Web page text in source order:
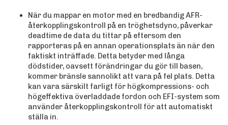
När du mappar en motor med en bredbandig AFR-
återkopplingskontroll på en tröghetsdyno, påverkar
deadtime de data du tittar på eftersom den
rapporteras på en annan operationsplats än när den
faktiskt inträffade. Detta betyder med långa
dödstider, oavsett förändringar du gör till basen,
kommer bränsle sannolikt att vara på fel plats. Detta
kan vara särskilt farligt för högkompressions- och
högeffektiva överladdade fordon och EFI-system som
använder återkopplingskontroll för att automatiskt
ställa in.